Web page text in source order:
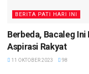
BERITA PATI HARI INI
Berbeda, Bacaleg
Aspirasi Rakyat
11 OKTOBER 2023 98